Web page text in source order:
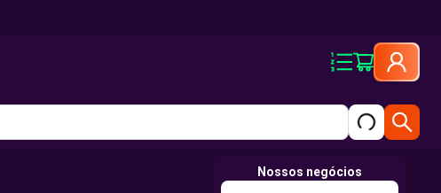
Nossos negócios